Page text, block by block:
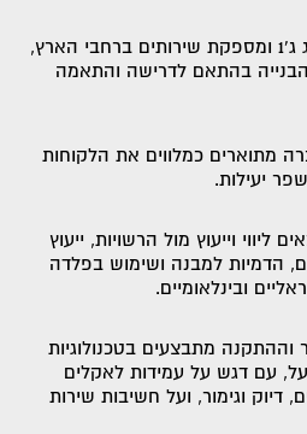
החברה רשומה כקבלן בסיווג ג'1 ומספקת שירותים ברחבי הארץ,
הבנייה בהתאם לדרישה והתאמה
מתוארים כמלווים את הלקוחות
יעילות.
ליווי וייעוץ מול הרשויות, ייעוץ
הדמיות למבנה ושימוש בפלדה
ובינלאומיים.
וההתקנה מתבצעים בטכנולוגיות
עם דגש על עמידות לאקלים
דיוק וגימור, ועל חשיבות שירות